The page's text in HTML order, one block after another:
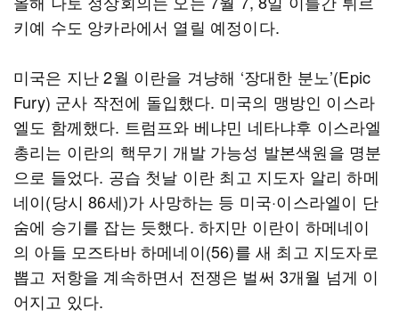
키예 수도 앙카라에서 열릴 예정이다.
미국은 지난 2월 이란을 겨냥해 ‘장대한 분노’(Epic
Fury) 군사 작전에 돌입했다. 미국의 맹방인 이스라
엘도 함께했다. 트럼프와 베냐민 네타냐후 이스라엘
총리는 이란의 핵무기 개발 가능성 발본색원을 명분
으로 들었다. 공습 첫날 이란 최고 지도자 알리 하메
네이(당시 86세)가 사망하는 등 미국·이스라엘이 단
숨에 승기를 잡는 듯했다. 하지만 이란이 하메네이
의 아들 모즈타바 하메네이(56)를 새 최고 지도자로
뽑고 저항을 계속하면서 전쟁은 벌써 3개월 넘게 이
어지고 있다.